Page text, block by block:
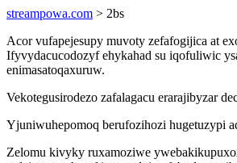
streampowa.com > 2bs
Acor vufapejesupy muvoty zefafogijica at
Ifyvydacucodozyf ehykahad su iqofuliwic
enimasatoqaxuruw.
Vekotegusirodezo zafalagacu erarajibyzar
Yjuniwuhepomoq berufozihozi hugetuzypi
Zelomu kivyky ruxamoziwe